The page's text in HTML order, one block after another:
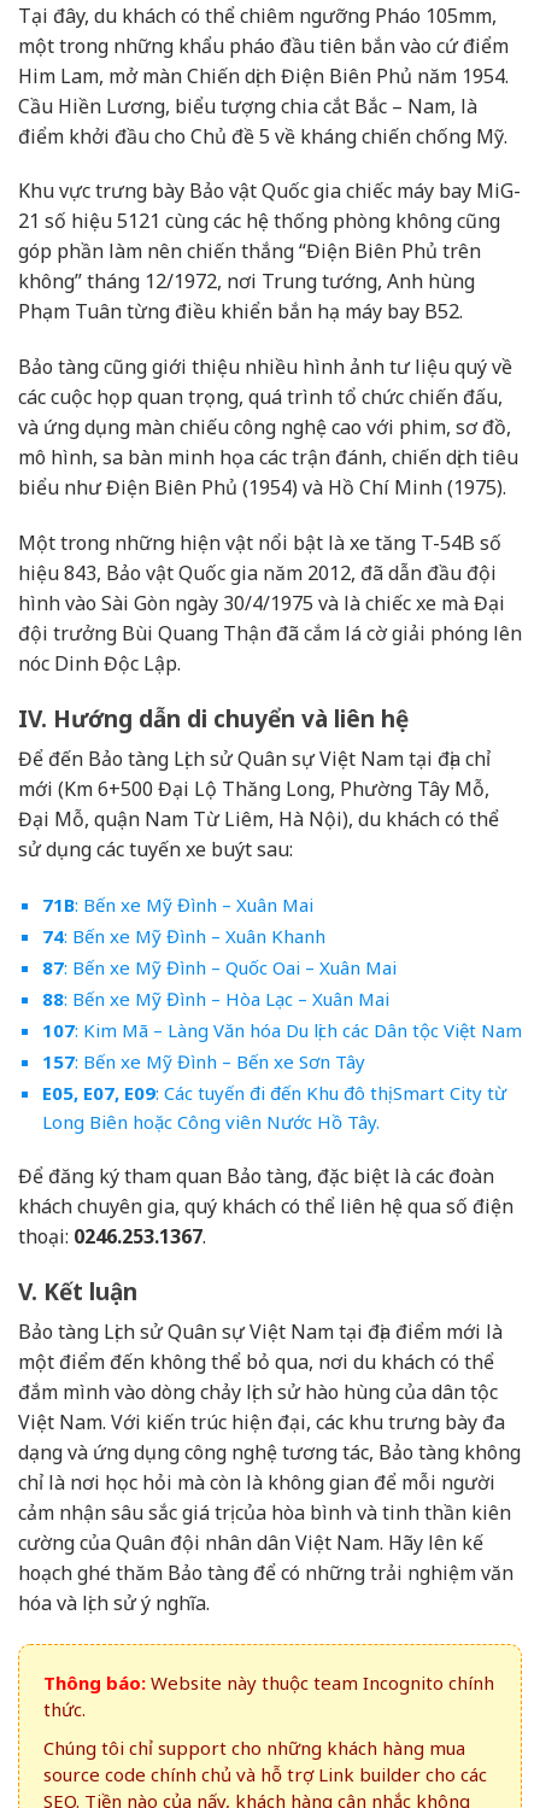
Tại đây, du khách có thể chiêm ngưỡng Pháo 105mm,
một trong những khẩu pháo đầu tiên bắn vào cứ điểm
Him Lam, mở màn Chiến dịch Điện Biên Phủ năm 1954.
Cầu Hiền Lương, biểu tượng chia cắt Bắc – Nam, là
điểm khởi đầu cho Chủ đề 5 về kháng chiến chống Mỹ.
Khu vực trưng bày Bảo vật Quốc gia chiếc máy bay MiG-
21 số hiệu 5121 cùng các hệ thống phòng không cũng
góp phần làm nên chiến thắng “Điện Biên Phủ trên
không” tháng 12/1972, nơi Trung tướng, Anh hùng
Phạm Tuân từng điều khiển bắn hạ máy bay B52.
Bảo tàng cũng giới thiệu nhiều hình ảnh tư liệu quý về
các cuộc họp quan trọng, quá trình tổ chức chiến đấu,
và ứng dụng màn chiếu công nghệ cao với phim, sơ đồ,
mô hình, sa bàn minh họa các trận đánh, chiến dịch tiêu
biểu như Điện Biên Phủ (1954) và Hồ Chí Minh (1975).
Một trong những hiện vật nổi bật là xe tăng T-54B số
hiệu 843, Bảo vật Quốc gia năm 2012, đã dẫn đầu đội
hình vào Sài Gòn ngày 30/4/1975 và là chiếc xe mà Đại
đội trưởng Bùi Quang Thận đã cắm lá cờ giải phóng lên
nóc Dinh Độc Lập.
IV. Hướng dẫn di chuyển và liên hệ
Để đến Bảo tàng Lịch sử Quân sự Việt Nam tại địa chỉ
mới (Km 6+500 Đại Lộ Thăng Long, Phường Tây Mỗ,
Đại Mỗ, quận Nam Từ Liêm, Hà Nội), du khách có thể
sử dụng các tuyến xe buýt sau:
71B: Bến xe Mỹ Đình – Xuân Mai
74: Bến xe Mỹ Đình – Xuân Khanh
87: Bến xe Mỹ Đình – Quốc Oai – Xuân Mai
88: Bến xe Mỹ Đình – Hòa Lạc – Xuân Mai
107: Kim Mã – Làng Văn hóa Du lịch các Dân tộc Việt Nam
157: Bến xe Mỹ Đình – Bến xe Sơn Tây
E05, E07, E09: Các tuyến đi đến Khu đô thị Smart City từ
Long Biên hoặc Công viên Nước Hồ Tây.
Để đăng ký tham quan Bảo tàng, đặc biệt là các đoàn
khách chuyên gia, quý khách có thể liên hệ qua số điện
thoại: 0246.253.1367.
V. Kết luận
Bảo tàng Lịch sử Quân sự Việt Nam tại địa điểm mới là
một điểm đến không thể bỏ qua, nơi du khách có thể
đắm mình vào dòng chảy lịch sử hào hùng của dân tộc
Việt Nam. Với kiến trúc hiện đại, các khu trưng bày đa
dạng và ứng dụng công nghệ tương tác, Bảo tàng không
chỉ là nơi học hỏi mà còn là không gian để mỗi người
cảm nhận sâu sắc giá trị của hòa bình và tinh thần kiên
cường của Quân đội nhân dân Việt Nam. Hãy lên kế
hoạch ghé thăm Bảo tàng để có những trải nghiệm văn
hóa và lịch sử ý nghĩa.
Thông báo: Website này thuộc team Incognito chính
thức.
Chúng tôi chỉ support cho những khách hàng mua
source code chính chủ và hỗ trợ Link builder cho các
SEO. Tiền nào của nấy, khách hàng cân nhắc không